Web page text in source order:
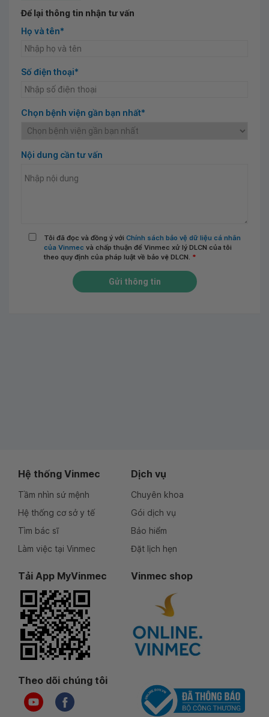
Để lại thông tin nhận tư vấn
Họ và tên*
Số điện thoại*
Chọn bệnh viện gần bạn nhất*
Nội dung cần tư vấn
Tôi đã đọc và đồng ý với Chính sách bảo vệ dữ liệu cá nhân
của Vinmec và chấp thuận để Vinmec xử lý DLCN của tôi
theo quy định của pháp luật về bảo vệ DLCN. *
Gửi thông tin
Hệ thống Vinmec
Tầm nhìn sứ mệnh
Hệ thống cơ sở y tế
Tìm bác sĩ
Làm việc tại Vinmec
Dịch vụ
Chuyên khoa
Gói dịch vụ
Bảo hiểm
Đặt lịch hẹn
Tải App MyVinmec Vinmec shop
Theo dõi chúng tôi